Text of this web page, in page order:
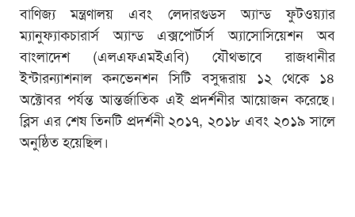
বাণিজ্য মন্ত্রণালয় এবং লেদারগুডস অ্যান্ড ফুটওয়্যার
ম্যানুফ্যাকচারার্স অ্যান্ড এক্সপোর্টার্স অ্যাসোসিয়েশন অব
বাংলাদেশ (এলএফএমইএবি) যৌথভাবে রাজধানীর
ইন্টারন্যাশনাল কনভেনশন সিটি বসুন্ধরায় ১২ থেকে ১৪
অক্টোবর পর্যন্ত আন্তর্জাতিক এই প্রদর্শনীর আয়োজন করেছে।
ব্লিস এর শেষ তিনটি প্রদর্শনী ২০১৭, ২০১৮ এবং ২০১৯ সালে
অনুষ্ঠিত হয়েছিল।